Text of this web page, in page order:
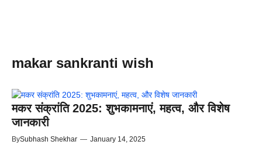
makar sankranti wish
मकर संक्रांति 2025: शुभकामनाएं, महत्व, और विशेष
जानकारी
BySubhash Shekhar — January 14, 2025